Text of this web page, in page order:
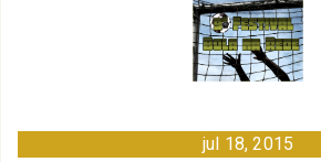
jul 18, 2015